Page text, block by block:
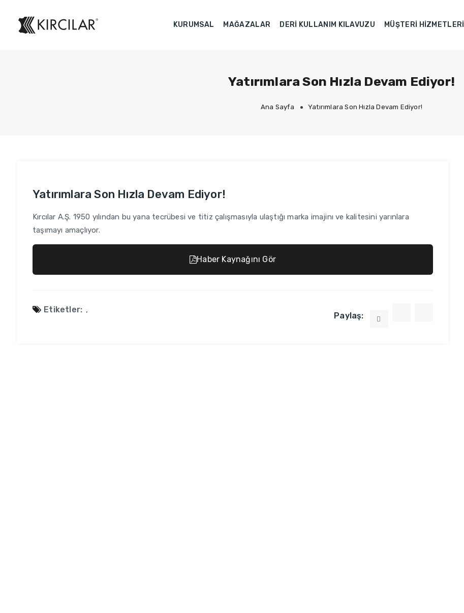
KURUMSAL MAĞAZALAR DERI KULLANIM KILAVUZU MÜŞTERI HIZMETLERI
Yatırımlara Son Hızla Devam Ediyor!
Ana Sayfa Yatırımlara Son Hızla Devam Ediyor!
Yatırımlara Son Hızla Devam Ediyor!
Kırcılar A.Ş. 1950 yılından bu yana tecrübesi ve titiz çalışmasıyla ulaştığı marka imajinı ve kalitesini yarınlara
taşımayı amaçlıyor.
Haber Kaynağını Gör
Etiketler: ,
Paylaş: